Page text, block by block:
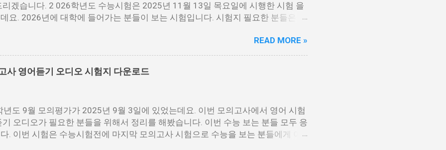
리겠습니다. 2 026학년도 수능시험은 2025년 11월 13일 목요일에 시행한 시험 을
요. 2026년에 대학에 들어가는 분들이 보는 시험입니다. 시험지 필요한 분들은 아
한 분들이 다운로드 받으시면 됩니다. 수능 영어 시험지.pdf [홀수] 수능 영어 홀
수] 수능 영어 짝수.pdf 수능 영어듣기 음성 수능 영어 정답지 수능 영어 정답지
어듣기 대본.pdf 영어듣기 대본.pdf 영어듣기.mp3 아래 링크에 오디오에서 아래 보
개를 눌르면 다운로드를 받을 수 있는 버튼이 나옵니다. 이걸 눌르시면 됩니다. 수
READ MORE »
사 영어듣기 오디오 시험지 다운로드
년도 9월 모의평가가 2025년 9월 3일에 있었는데요. 이번 모의고사에서 영어 시험
기 오디오가 필요한 분들을 위해서 정리를 해봤습니다. 이번 수능 보는 분들 모두 응
. 이번 시험은 수능시험전에 마지막 모의고사 시험으로 수능을 보는 분들에게 아